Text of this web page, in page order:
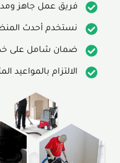
فريق عمل جاهز
نستخدم أحدث
ضمان شامل على
الالتزام بالمواعيد